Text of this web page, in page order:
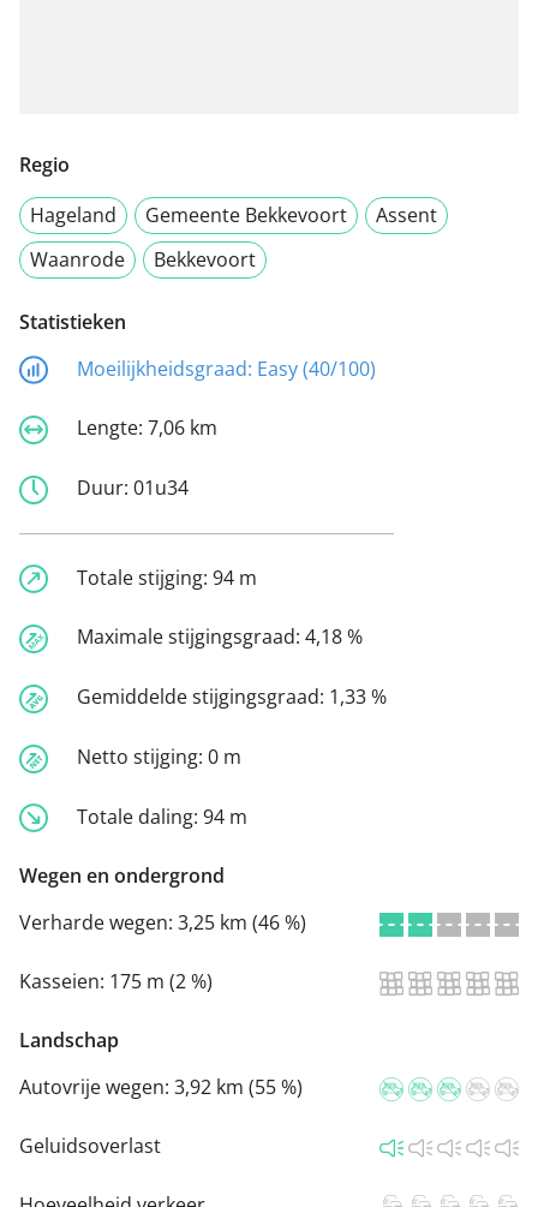
Regio
Hageland
Gemeente Bekkevoort
Assent
Waanrode
Bekkevoort
Statistieken
Moeilijkheidsgraad: Easy (40/100)
Lengte: 7,06 km
Duur: 01u34
Totale stijging: 94 m
Maximale stijgingsgraad: 4,18 %
Gemiddelde stijgingsgraad: 1,33 %
Netto stijging: 0 m
Totale daling: 94 m
Wegen en ondergrond
Verharde wegen: 3,25 km (46 %)
Kasseien: 175 m (2 %)
Landschap
Autovrije wegen: 3,92 km (55 %)
Geluidsoverlast